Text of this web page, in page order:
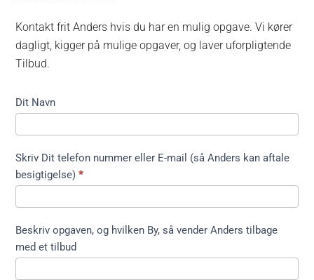
Kontakt frit Anders hvis du har en mulig opgave. Vi kører
dagligt, kigger på mulige opgaver, og laver uforpligtende
Tilbud.
Kontakt
kort ikke
træfældning
Dit Navn
Skriv Dit telefon nummer eller E-mail (så Anders kan aftale
besigtigelse)*
Beskriv opgaven, og hvilken By, så vender Anders tilbage
med et tilbud